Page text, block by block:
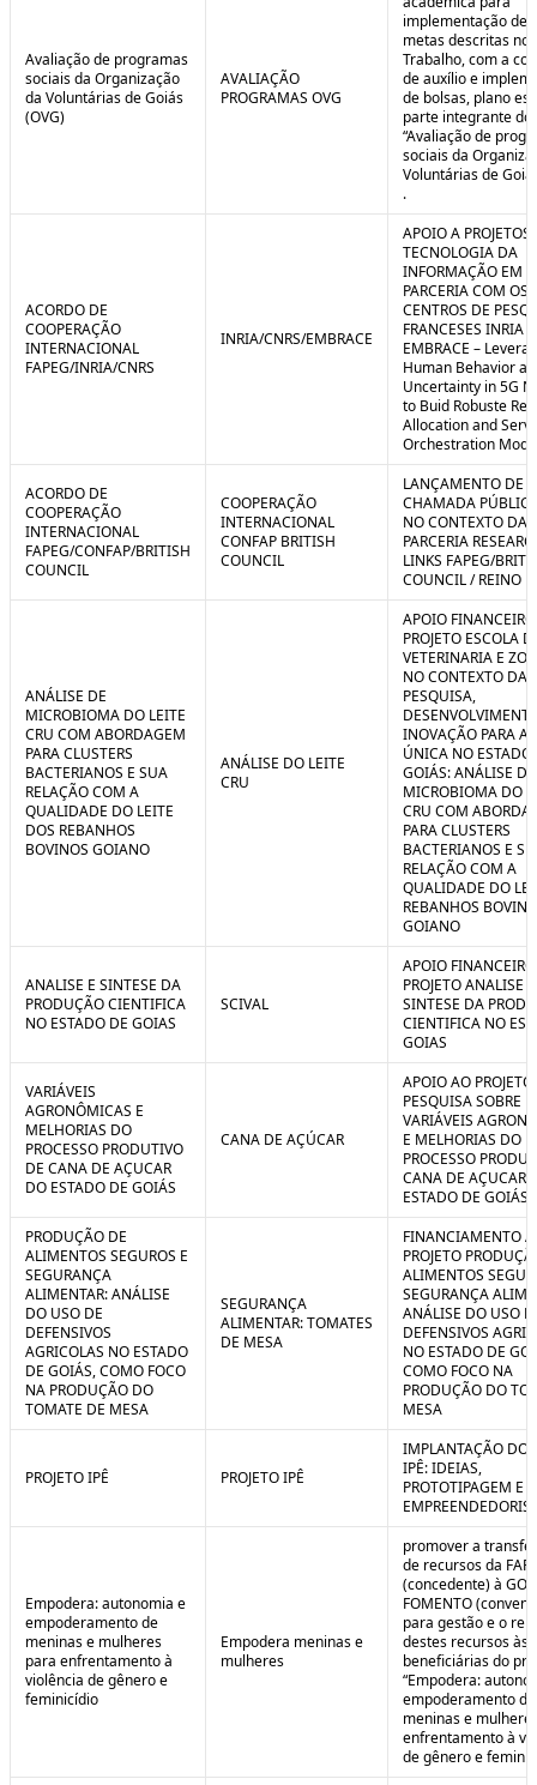
Avaliação de programas
sociais da Organização
da Voluntárias de Goiás
(OVG)
AVALIAÇÃO
PROGRAMAS OVG
implementação de
metas descritas no
Trabalho, com a
de auxílio e
de bolsas, plano
parte integrante do
“Avaliação de
sociais da
Voluntárias de
.
ACORDO DE
COOPERAÇÃO
INTERNACIONAL
FAPEG/INRIA/CNRS
INRIA/CNRS/EMBRACE
APOIO A PROJETOS
TECNOLOGIA DA
INFORMAÇÃO EM
PARCERIA COM OS
CENTROS DE
FRANCESES INRIA
EMBRACE –
Human Behavior
Uncertainty in 5G
to Buid Robuste
Allocation and
Orchestration
ACORDO DE
COOPERAÇÃO
INTERNACIONAL
FAPEG/CONFAP/BRITISH
COUNCIL
COOPERAÇÃO
INTERNACIONAL
CONFAP BRITISH
COUNCIL
LANÇAMENTO DE
CHAMADA
NO CONTEXTO DA
PARCERIA
LINKS FAPEG/
COUNCIL / REINO
ANÁLISE DE
MICROBIOMA DO LEITE
CRU COM ABORDAGEM
PARA CLUSTERS
BACTERIANOS E SUA
RELAÇÃO COM A
QUALIDADE DO LEITE
DOS REBANHOS
BOVINOS GOIANO
ANÁLISE DO LEITE
CRU
APOIO
PROJETO ESCOLA
VETERINARIA E
NO CONTEXTO DA
PESQUISA,
INOVAÇÃO PARA A
ÚNICA NO ESTADO
GOIÁS: ANÁLISE DE
MICROBIOMA DO
CRU COM
PARA CLUSTERS
BACTERIANOS E
RELAÇÃO COM A
QUALIDADE DO
REBANHOS
GOIANO
ANALISE E SINTESE DA
PRODUÇÃO CIENTIFICA
NO ESTADO DE GOIAS
SCIVAL
APOIO
PROJETO ANALISE E
SINTESE DA
CIENTIFICA NO
GOIAS
VARIÁVEIS
AGRONÔMICAS E
MELHORIAS DO
PROCESSO PRODUTIVO
DE CANA DE AÇUCAR
DO ESTADO DE GOIÁS
CANA DE AÇÚCAR
APOIO AO
PESQUISA SOBRE
VARIÁVEIS
E MELHORIAS DO
PROCESSO
CANA DE AÇUCAR
ESTADO DE GOIÁS
PRODUÇÃO DE
ALIMENTOS SEGUROS E
SEGURANÇA
ALIMENTAR: ANÁLISE
DO USO DE
DEFENSIVOS
AGRICOLAS NO ESTADO
DE GOIÁS, COMO FOCO
NA PRODUÇÃO DO
TOMATE DE MESA
SEGURANÇA
ALIMENTAR: TOMATES
DE MESA
FINANCIAMENTO
PROJETO
ALIMENTOS
SEGURANÇA
ANÁLISE DO USO
DEFENSIVOS
NO ESTADO DE
COMO FOCO NA
PRODUÇÃO DO
MESA
PROJETO IPÊ PROJETO IPÊ
IMPLANTAÇÃO DO
IPÊ: IDEIAS,
PROTOTIPAGEM E
Empodera: autonomia e
empoderamento de
meninas e mulheres
para enfrentamento à
violência de gênero e
feminicídio
Empodera meninas e
mulheres
promover a
de recursos da
(concedente) à
FOMENTO
para gestão e o
destes recursos às
beneficiárias do
“Empodera:
empoderamento de
meninas e
enfrentamento à
de gênero e